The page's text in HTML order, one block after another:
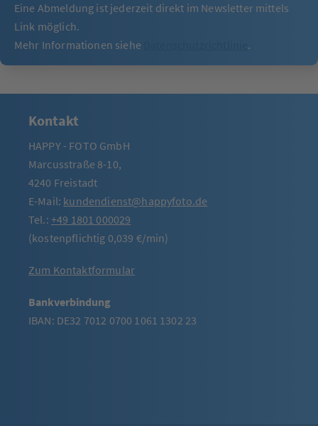
Eine Abmeldung ist jederzeit direkt im Newsletter mittels
Link möglich.
Mehr Informationen siehe
.
Kontakt
HAPPY - FOTO GmbH
Marcusstraße 8-10,
4240 Freistadt
E-Mail: kundendienst@happyfoto.de
Tel.: +49 1801 000029
(kostenpflichtig 0,039 €/min)
Zum Kontaktformular
Bankverbindung
IBAN: DE32 7012 0700 1061 1302 23